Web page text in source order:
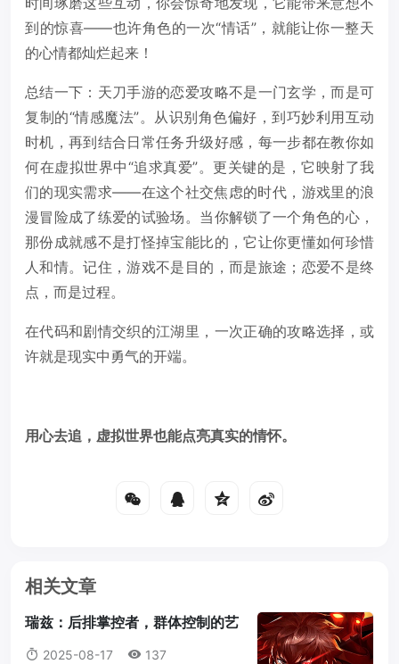
到的惊喜——也许角色的一次“情话”，就能让你一整天
的心情都灿烂起来！
总结一下：天刀手游的恋爱攻略不是一门玄学，而是可
复制的“情感魔法”。从识别角色偏好，到巧妙利用互动
时机，再到结合日常任务升级好感，每一步都在教你如
何在虚拟世界中“追求真爱”。更关键的是，它映射了我
们的现实需求——在这个社交焦虑的时代，游戏里的浪
漫冒险成了练爱的试验场。当你解锁了一个角色的心，
那份成就感不是打怪掉宝能比的，它让你更懂如何珍惜
人和情。记住，游戏不是目的，而是旅途；恋爱不是终
点，而是过程。
在代码和剧情交织的江湖里，一次正确的攻略选择，或
许就是现实中勇气的开端。
用心去追，虚拟世界也能点亮真实的情怀。
相关文章
瑞兹：后排掌控者，群体控制的艺
术大师
2025-08-17 137